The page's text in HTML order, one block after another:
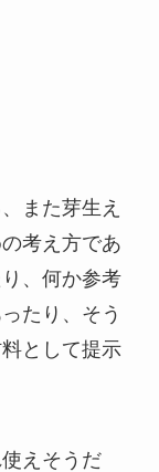
また芽生え
考え方であ
、 何か参考
たり、 そう
として提示
使えそうだ